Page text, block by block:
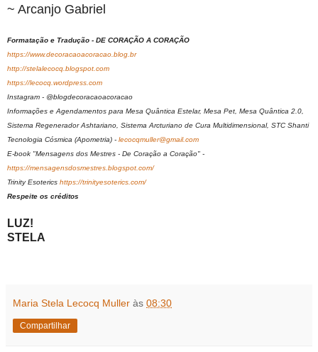
~ Arcanjo Gabriel
Formatação e Tradução - DE CORAÇÃO A CORAÇÃO
https://www.decoracaoacoracao.blog.br
http://stelalecocq.blogspot.com
https://lecocq.wordpress.com
Instagram - @blogdecoracaoacoracao
Informações e Agendamentos para Mesa Quântica Estelar, Mesa Pet, Mesa Quântica 2.0,
Sistema Regenerador Ashtariano, Sistema Arcturiano de Cura Multidimensional, STC Shanti
Tecnologia Cósmica (Apometria) - lecocqmuller@gmail.com
E-book "Mensagens dos Mestres - De Coração a Coração" -
https://mensagensdosmestres.blogspot.com/
Trinity Esoterics https://trinityesoterics.com/
Respeite os créditos
LUZ!
STELA
Maria Stela Lecocq Muller às 08:30
Compartilhar